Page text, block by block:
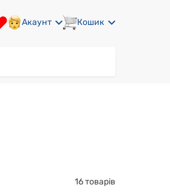
Акаунт Кошик
16 товарів